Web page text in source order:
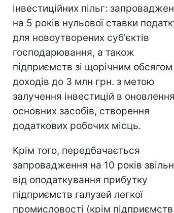
інвестиційних пільг:
на 5 років нульової ставки
для новоутворених суб'єктів
господарювання, а також
підприємств зі щорічним обсягом
доходів до 3 млн грн. з метою
залучення інвестицій в оновлення
основних засобів, створення
додаткових робочих місць.
Крім того, передбачається
запровадження на 10 років
від оподаткування прибутку
підприємств галузей легкої
промисловості (крім